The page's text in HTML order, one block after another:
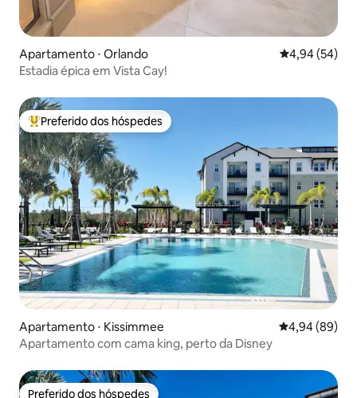
Apartamento ⋅ Orlando 4,94 de uma
4,94 (54)
Estadia épica em Vista Cay!
Entre os melhores preferidos dos hóspedes
Preferido dos hóspedes
Apartamento ⋅ Kissimmee 4,94 de uma
4,94 (89)
Apartamento com cama king, perto da Disney
Preferido dos hóspedes